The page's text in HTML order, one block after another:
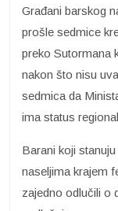
Građani barskog
prošle sedmice
preko Sutormana
nakon što nisu
sedmica da
ima status
Barani koji
naseljima krajem
zajedno odlučili o